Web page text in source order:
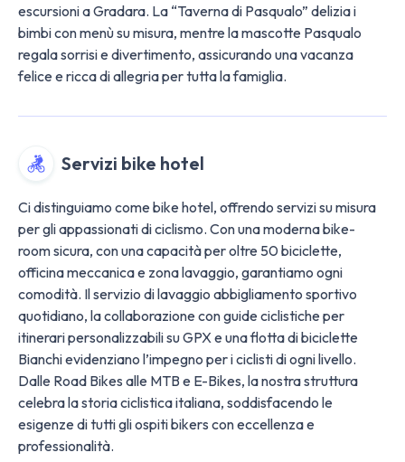
escursioni a Gradara. La “Taverna di Pasqualo” delizia i
bimbi con menù su misura, mentre la mascotte Pasqualo
regala sorrisi e divertimento, assicurando una vacanza
felice e ricca di allegria per tutta la famiglia.
Servizi bike hotel
Ci distinguiamo come bike hotel, offrendo servizi su misura
per gli appassionati di ciclismo. Con una moderna bike-
room sicura, con una capacità per oltre 50 biciclette,
officina meccanica e zona lavaggio, garantiamo ogni
comodità. Il servizio di lavaggio abbigliamento sportivo
quotidiano, la collaborazione con guide ciclistiche per
itinerari personalizzabili su GPX e una flotta di biciclette
Bianchi evidenziano l’impegno per i ciclisti di ogni livello.
Dalle Road Bikes alle MTB e E-Bikes, la nostra struttura
celebra la storia ciclistica italiana, soddisfacendo le
esigenze di tutti gli ospiti bikers con eccellenza e
professionalità.